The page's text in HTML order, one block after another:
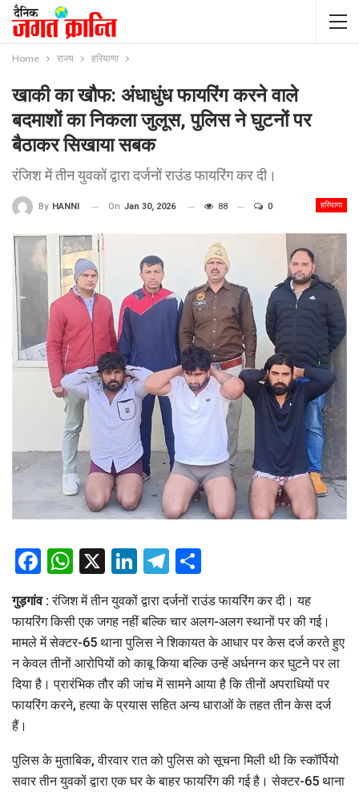
Home राज्य हरियाणा
खाकी का खौफ: अंधाधुंध फायरिंग करने वाले
बदमाशों का निकला जुलूस, पुलिस ने घुटनों पर
बैठाकर सिखाया सबक
रंजिश में तीन युवकों द्वारा दर्जनों राउंड फायरिंग कर दी।
हरियाणा
By HANNI On Jan 30, 2026 88 0
Facebook
WhatsApp
X LinkedIn
Telegram
गुड़गांव :रंजिश में तीन युवकों द्वारा दर्जनों राउंड फायरिंग कर दी। यह
फायरिंग किसी एक जगह नहीं बल्कि चार अलग-अलग स्थानों पर की गई।
मामले में सेक्टर-65 थाना पुलिस ने शिकायत के आधार पर केस दर्ज करते हुए
न केवल तीनों आरोपियों को काबू किया बल्कि उन्हें अर्धनग्न कर घुटने पर ला
दिया है। प्रारंभिक तौर की जांच में सामने आया है कि तीनों अपराधियों पर
फायरिंग करने, हत्या के प्रयास सहित अन्य धाराओं के तहत तीन केस दर्ज
हैं।
पुलिस के मुताबिक, वीरवार रात को पुलिस को सूचना मिली थी कि स्कॉर्पियो
सवार तीन युवकों द्वारा एक घर के बाहर फायरिंग की गई है। सेक्टर-65 थाना